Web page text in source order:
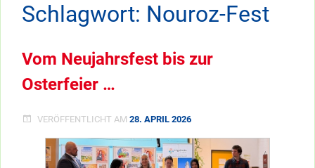
Schlagwort: Nouroz-Fest
Vom Neujahrsfest bis zur
Osterfeier …
VERÖFFENTLICHT AM 28. APRIL 2026